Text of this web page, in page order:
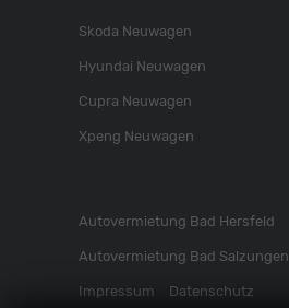
Skoda Neuwagen
Hyundai Neuwagen
Cupra Neuwagen
Xpeng Neuwagen
Autovermietung Bad Hersfeld
Autovermietung Bad Salzungen
Impressum Datenschutz